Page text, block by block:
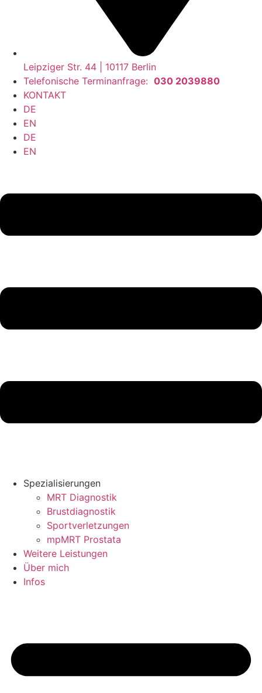
Leipziger Str. 44 | 10117 Berlin
Telefonische Terminanfrage: 030 2039880
KONTAKT
DE
EN
DE
EN
Spezialisierungen
MRT Diagnostik
Brustdiagnostik
Sportverletzungen
mpMRT Prostata
Weitere Leistungen
Über mich
Infos